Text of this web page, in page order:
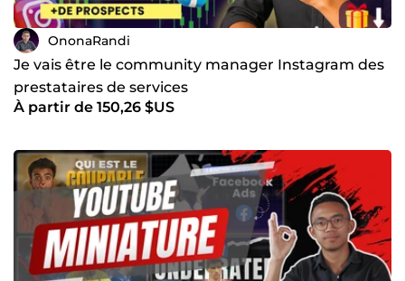
OnonaRandi
Je vais être le community manager Instagram des
prestataires de services
À partir de 150,26 $US